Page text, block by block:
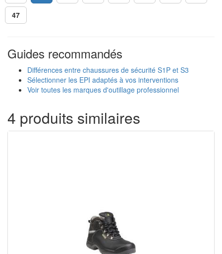
47
Guides recommandés
Différences entre chaussures de sécurité S1P et S3
Sélectionner les EPI adaptés à vos interventions
Voir toutes les marques d'outillage professionnel
4 produits similaires